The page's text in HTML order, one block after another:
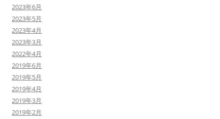
2023年6月
2023年5月
2023年4月
2023年3月
2022年4月
2019年6月
2019年5月
2019年4月
2019年3月
2019年2月